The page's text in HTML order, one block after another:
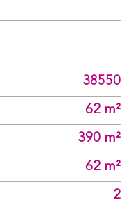
38550
62 m²
390 m²
62 m²
2